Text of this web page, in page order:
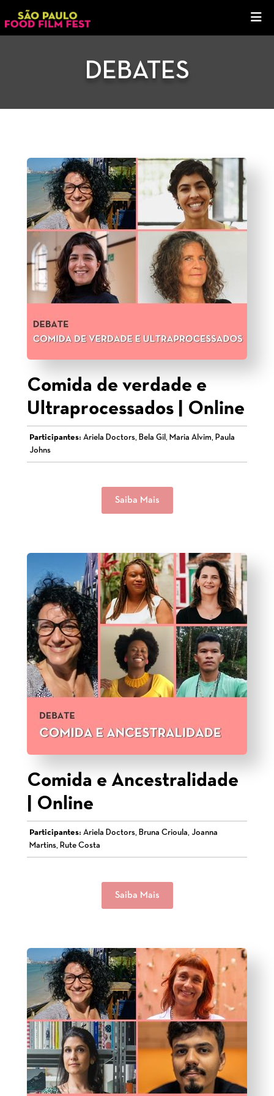
DEBATES
Comida de verdade e
Ultraprocessados | Online
Participantes: Ariela Doctors, Bela Gil, Maria Alvim, Paula
Johns
Saiba Mais
Comida e Ancestralidade
| Online
Participantes: Ariela Doctors, Bruna Crioula, Joanna
Martins, Rute Costa
Saiba Mais